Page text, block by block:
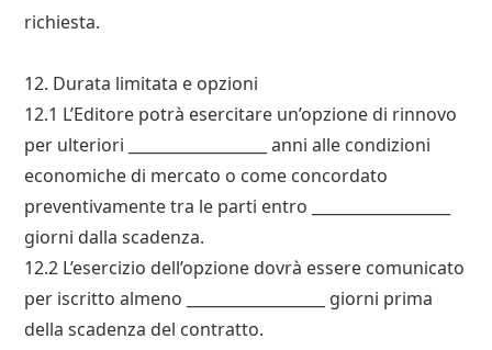
richiesta.
12. Durata limitata e opzioni
12.1 L’Editore potrà esercitare un’opzione di rinnovo
per ulteriori __________________ anni alle condizioni
economiche di mercato o come concordato
preventivamente tra le parti entro __________________
giorni dalla scadenza.
12.2 L’esercizio dell’opzione dovrà essere comunicato
per iscritto almeno __________________ giorni prima
della scadenza del contratto.